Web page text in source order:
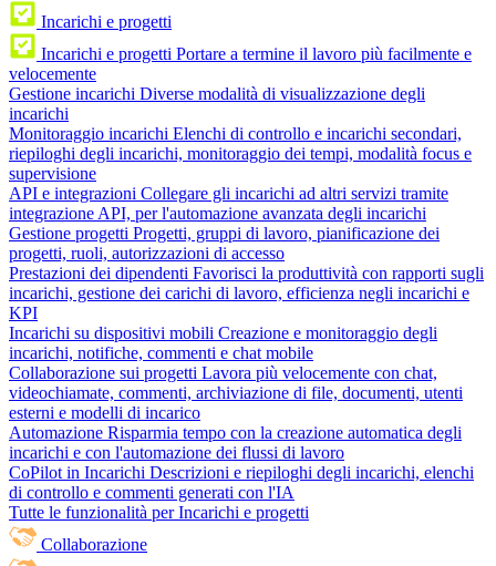
Incarichi e progetti
Incarichi e progetti Portare a termine il lavoro più facilmente e
velocemente
Gestione incarichi Diverse modalità di visualizzazione degli
incarichi
Monitoraggio incarichi Elenchi di controllo e incarichi secondari,
riepiloghi degli incarichi, monitoraggio dei tempi, modalità focus e
supervisione
API e integrazioni Collegare gli incarichi ad altri servizi tramite
integrazione API, per l'automazione avanzata degli incarichi
Gestione progetti Progetti, gruppi di lavoro, pianificazione dei
progetti, ruoli, autorizzazioni di accesso
Prestazioni dei dipendenti Favorisci la produttività con rapporti sugli
incarichi, gestione dei carichi di lavoro, efficienza negli incarichi e
KPI
Incarichi su dispositivi mobili Creazione e monitoraggio degli
incarichi, notifiche, commenti e chat mobile
Collaborazione sui progetti Lavora più velocemente con chat,
videochiamate, commenti, archiviazione di file, documenti, utenti
esterni e modelli di incarico
Automazione Risparmia tempo con la creazione automatica degli
incarichi e con l'automazione dei flussi di lavoro
CoPilot in Incarichi Descrizioni e riepiloghi degli incarichi, elenchi
di controllo e commenti generati con l'IA
Tutte le funzionalità per Incarichi e progetti
Collaborazione